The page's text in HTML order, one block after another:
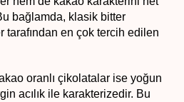
bağlamda, klasik bitter
en çok tercih edilen
oranlı çikolatalar ise yoğun
acılık ile karakterizedir. Bu